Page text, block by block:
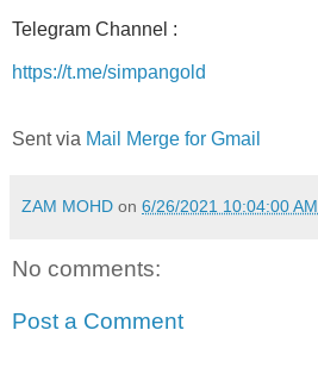
Telegram Channel :
https://t.me/simpangold
Sent via Mail Merge for Gmail
ZAM MOHD on 6/26/2021 10:04:00 AM
No comments:
Post a Comment